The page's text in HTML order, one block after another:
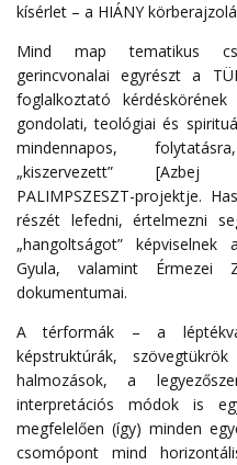
kísérlet – a HIÁNY
Mind map tematikus
gerincvonalai egyrészt a
foglalkoztató
gondolati, teológiai és
mindennapos,
„kiszervezett” [Azbej
PALIMPSZESZT-projektje.
részét lefedni, értelmezni
„hangoltságot”
Gyula, valamint Érmezei
dokumentumai.
A térformák – a
képstruktúrák,
halmozások, a
interpretációs módok is
megfelelően (így) minden
csomópont mind